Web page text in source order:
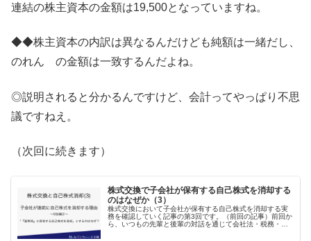
連結の株主資本の金額は19,500となっていますね。
◆◆株主資本の内訳は異なるんだけども純額は一緒だし、
のれん の金額は一致するんだよね。
◎説明されると分かるんですけど、会計ってやっぱり不思
議ですねえ。
（次回に続きます）
株式交換で子会社が保有する自己株式を消却する
のはなぜか（3）
株式交換において子会社が保有する自己株式を消却する実
務を確認していく記事の第3回です。（前回の記事）前回か
ら、いつもの先輩と後輩の対話を通じて会社法・税務・会